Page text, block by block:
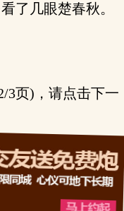
了几眼楚春秋。
3页)，请点击下一